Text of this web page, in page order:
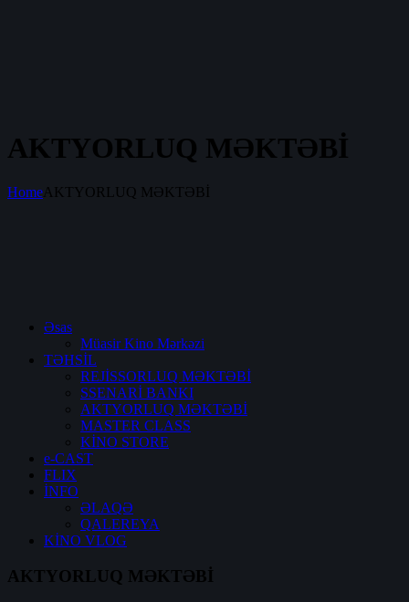
AKTYORLUQ MƏKTƏBİ
HomeAKTYORLUQ MƏKTƏBİ
Əsas
Müasir Kino Mərkəzi
TƏHSİL
REJİSSORLUQ MƏKTƏBİ
SSENARİ BANKI
AKTYORLUQ MƏKTƏBİ
MASTER CLASS
KİNO STORE
e-CAST
FLIX
İNFO
ƏLAQƏ
QALEREYA
KİNO VLOG
AKTYORLUQ MƏKTƏBİ